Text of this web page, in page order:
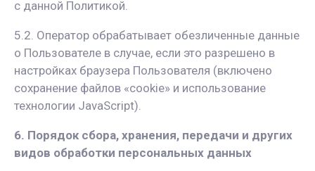
с данной Политикой.
5.2. Оператор обрабатывает обезличенные данные
о Пользователе в случае, если это разрешено в
настройках браузера Пользователя (включено
сохранение файлов «cookie» и использование
технологии JavaScript).
6. Порядок сбора, хранения, передачи и других
видов обработки персональных данных